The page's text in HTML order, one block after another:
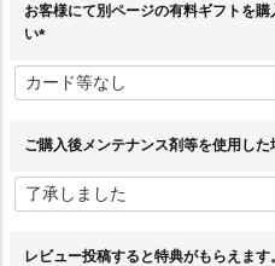
お客様にて別ページの有料ギフトを
い
必
須
ご購入後メンテナンス剤等を使用し
レビュー投稿すると特典がもらえま